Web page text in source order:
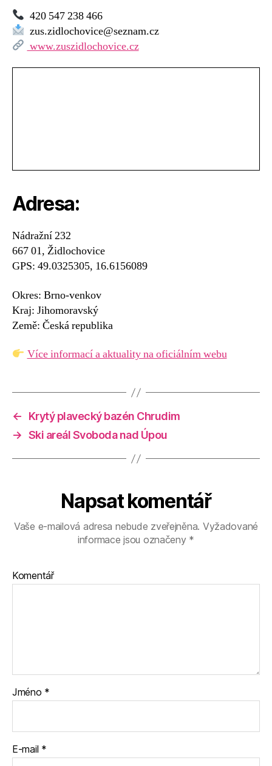
420 547 238 466
zus.zidlochovice@seznam.cz
www.zuszidlochovice.cz
Adresa:
Nádražní 232
667 01, Židlochovice
GPS: 49.0325305, 16.6156089
Okres: Brno-venkov
Kraj: Jihomoravský
Země: Česká republika
Více informací a aktuality na oficiálním webu
←
Krytý plavecký bazén Chrudim
→ Ski areál Svoboda nad Úpou
Napsat komentář
Vaše e-mailová adresa nebude zveřejněna. Vyžadované
informace jsou označeny *
Komentář
Jméno *
E-mail *